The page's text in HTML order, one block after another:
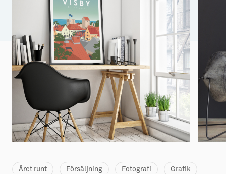
Aktiviteter
Sustainable Plejs
Möten & kongresser
Hansestaden världsarv
Gotlands kulturarv
Almedalsveckan
Medeltidsveckan
→ Gutamål och gotländska
Allt om bostad
→ Hyra bostad
→ Köpa bostad
→ Bygga hus
Allt om livet på Ön
→ Fritidsliv
Året runt Försäljning Fotografi Grafik